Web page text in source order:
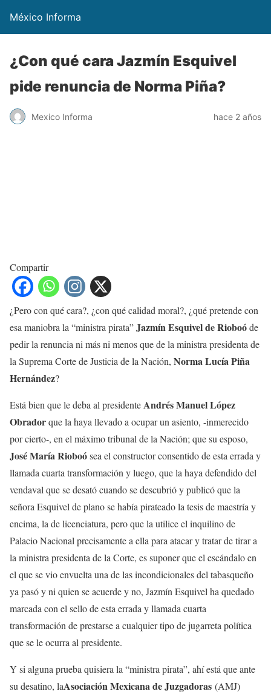
México Informa
¿Con qué cara Jazmín Esquivel
pide renuncia de Norma Piña?
Mexico Informa hace 2 años
Compartir
¿Pero con qué cara?, ¿con qué calidad moral?, ¿qué pretende con
esa maniobra la “ministra pirata”Jazmín Esquivel de Rioboóde
pedir la renuncia ni más ni menos que de la ministra presidenta de
la Suprema Corte de Justicia de la Nación, Norma Lucía Piña
Hernández?
Está bien que le deba al presidenteAndrés Manuel López
Obradorque la haya llevado a ocupar un asiento, -inmerecido
por cierto-, en el máximo tribunal de la Nación; que su esposo,
José María Rioboósea el constructor consentido de esta errada y
llamada cuarta transformación y luego, que la haya defendido del
vendaval que se desató cuando se descubrió y publicó que la
señora Esquivel de plano se había pirateado la tesis de maestría y
encima, la de licenciatura, pero que la utilice el inquilino de
Palacio Nacional precisamente a ella para atacar y tratar de tirar a
la ministra presidenta de la Corte, es suponer que el escándalo en
el que se vio envuelta una de las incondicionales del tabasqueño
ya pasó y ni quien se acuerde y no, Jazmín Esquivel ha quedado
marcada con el sello de esta errada y llamada cuarta
transformación de prestarse a cualquier tipo de jugarreta política
que se le ocurra al presidente.
Y si alguna prueba quisiera la “ministra pirata”, ahí está que ante
su desatino, laAsociación Mexicana de Juzgadoras (AMJ)